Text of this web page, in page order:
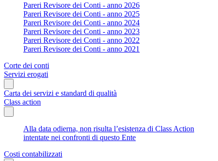
Pareri Revisore dei Conti - anno 2026
Pareri Revisore dei Conti - anno 2025
Pareri Revisore dei Conti - anno 2024
Pareri Revisore dei Conti - anno 2023
Pareri Revisore dei Conti - anno 2022
Pareri Revisore dei Conti - anno 2021
Corte dei conti
Servizi erogati
Carta dei servizi e standard di qualità
Class action
Alla data odierna, non risulta l’esistenza di Class Action
intentate nei confronti di questo Ente
Costi contabilizzati